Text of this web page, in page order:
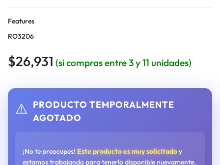
Features
RO3206
$26,931 (si compras entre 3 y 11 unidades)
⚠️ PRODUCTO TEMPORALMENTE
AGOTADO
¡No te preocupes! Este producto es muy solicitadoy
estamos trabajando para tenerlo disponible nuevamente.